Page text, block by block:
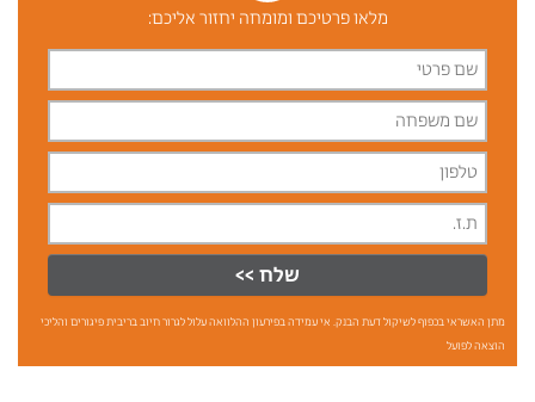
מלאו פרטיכם ומומחה יחזור אליכם:
שלח >>
מתן האשראי בכפוף לשיקול דעת הבנק. אי עמידה בפירעון ההלוואה עלול לגרור חיוב בריבית פיגורים והליכי
הוצאה לפועל